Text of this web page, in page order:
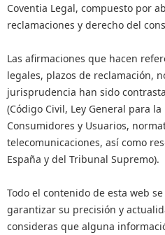
Coventia Legal, compuesto por
reclamaciones y derecho del
Las afirmaciones que hacen
legales, plazos de reclamación,
jurisprudencia han sido
(Código Civil, Ley General para
Consumidores y Usuarios,
telecomunicaciones, así como
España y del Tribunal Supremo).
Todo el contenido de esta web
garantizar su precisión y
consideras que alguna